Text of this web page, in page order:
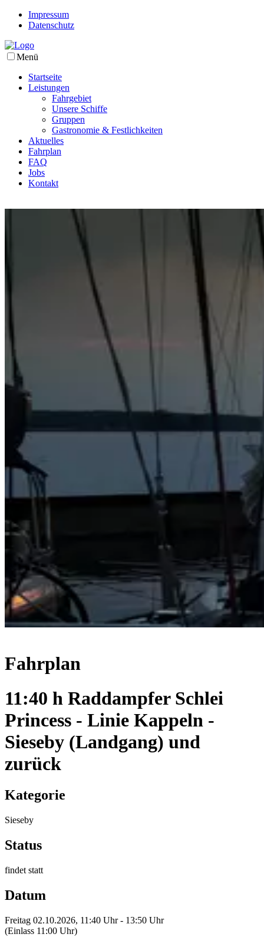
Impressum
Datenschutz
Menü
Startseite
Leistungen
Fahrgebiet
Unsere Schiffe
Gruppen
Gastronomie & Festlichkeiten
Aktuelles
Fahrplan
FAQ
Jobs
Kontakt
Fahrplan
11:40 h Raddampfer Schlei
Princess - Linie Kappeln -
Sieseby (Landgang) und
zurück
Kategorie
Sieseby
Status
findet statt
Datum
Freitag 02.10.2026, 11:40 Uhr - 13:50 Uhr
(Einlass 11:00 Uhr)